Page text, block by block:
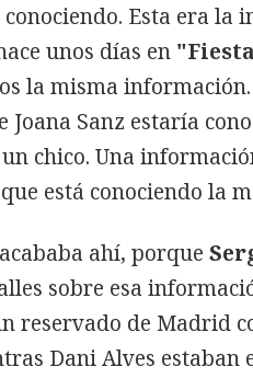
Esta era la
unos días en
la misma
Joana Sanz estaría
chico. Una
está conociendo la
ahí, porque
sobre esa
reservado de Madrid
Dani Alves estaban